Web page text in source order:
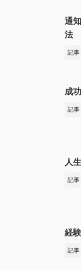
通
法
記事
成
記事
人
記事
経
記事